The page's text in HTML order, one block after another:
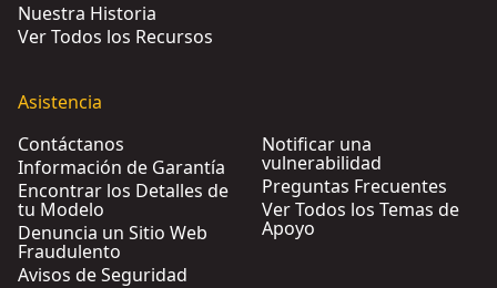
Nuestra Historia
Ver Todos los Recursos
Asistencia
Contáctanos
Información de Garantía
Encontrar los Detalles de
tu Modelo
Denuncia un Sitio Web
Fraudulento
Avisos de Seguridad
Notificar una
vulnerabilidad
Preguntas Frecuentes
Ver Todos los Temas de
Apoyo